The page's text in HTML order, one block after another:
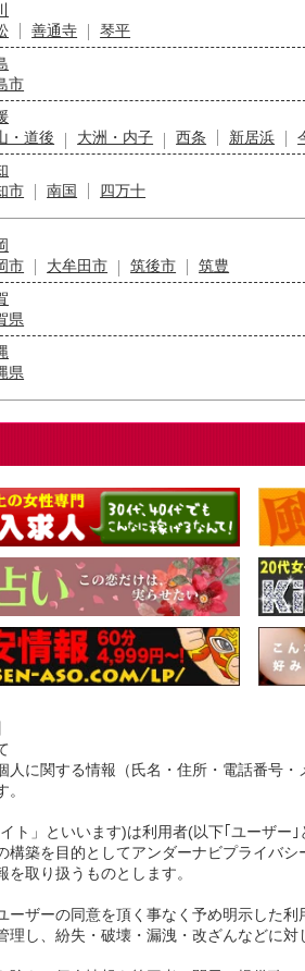
善通寺
琴平
市
・道後
大洲・内子 西条 新居浜
市
南国 四万十
市
大牟田市 筑後市
筑豊
県
県
人に関する情報（氏名・住所・電話番号
ト」といいます)は利用者(以下｢ユーザー
構築を目的としてアンダーナビプライバ
取り扱うものとします。
ーザーの同意を頂く事なく予め明示した
理し、紛失・破壊・漏洩・改ざんなどに対